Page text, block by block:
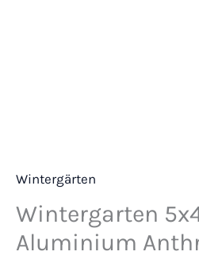
Wintergärten
Wintergarten
Aluminium